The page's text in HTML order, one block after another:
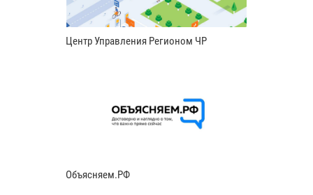
Центр Управления Регионом ЧР
Объясняем.РФ